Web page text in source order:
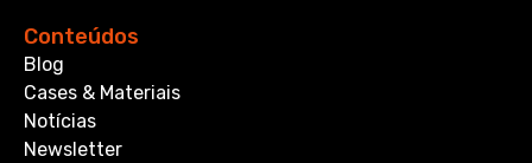
Conteúdos
Blog
Cases & Materiais
Notícias
Newsletter